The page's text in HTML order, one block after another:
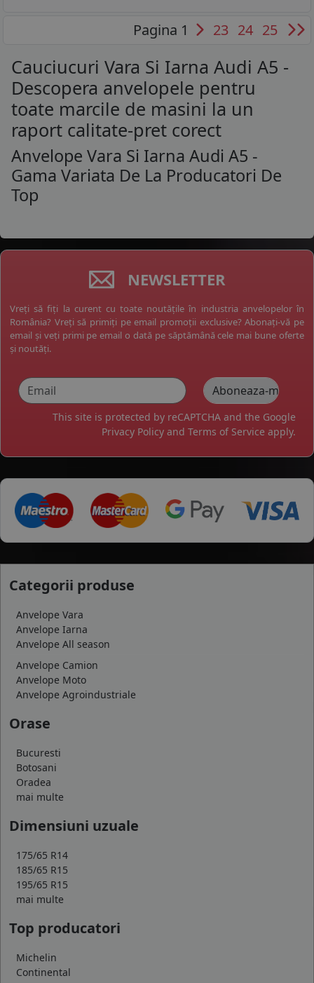
Pagina 1 23 24 25
Cauciucuri Vara Si Iarna Audi A5 -
Descopera anvelopele pentru
toate marcile de masini la un
raport calitate-pret corect
Anvelope Vara Si Iarna Audi A5 -
Gama Variata De La Producatori De
Top
NEWSLETTER
Vreți să fiți la curent cu toate noutățile în industria anvelopelor în
România? Vreți să primiți pe email promoții exclusive? Abonați-vă pe
email și veți primi pe email o dată pe săptămână cele mai bune oferte
și noutăți.
This site is protected by reCAPTCHA and the Google
Privacy Policy and Terms of Service apply.
Categorii produse
Anvelope Vara
Anvelope Iarna
Anvelope All season
Anvelope Camion
Anvelope Moto
Anvelope Agroindustriale
Orase
Bucuresti
Botosani
Oradea
mai multe
Dimensiuni uzuale
175/65 R14
185/65 R15
195/65 R15
mai multe
Top producatori
Michelin
Continental